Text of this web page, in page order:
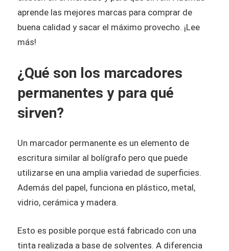
aprende las mejores marcas para comprar de
buena calidad y sacar el máximo provecho. ¡Lee
más!
¿Qué son los marcadores
permanentes y para qué
sirven?
Un marcador permanente es un elemento de
escritura similar al bolígrafo pero que puede
utilizarse en una amplia variedad de superficies.
Además del papel, funciona en plástico, metal,
vidrio, cerámica y madera.
Esto es posible porque está fabricado con una
tinta realizada a base de solventes. A diferencia